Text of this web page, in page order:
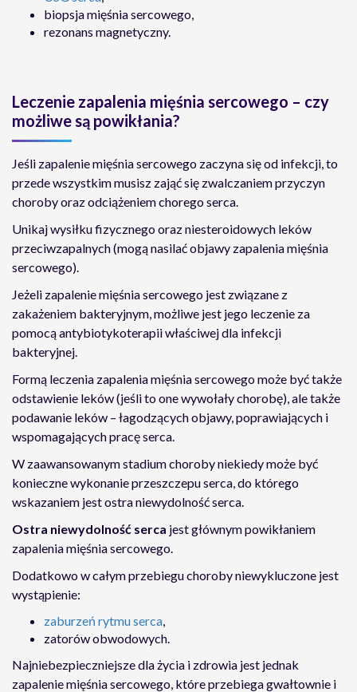
biopsja mięśnia sercowego,
rezonans magnetyczny.
Leczenie zapalenia mięśnia sercowego – czy
możliwe są powikłania?
Jeśli zapalenie mięśnia sercowego zaczyna się od infekcji, to
przede wszystkim musisz zająć się zwalczaniem przyczyn
choroby oraz odciążeniem chorego serca.
Unikaj wysiłku fizycznego oraz niesteroidowych leków
przeciwzapalnych (mogą nasilać objawy zapalenia mięśnia
sercowego).
Jeżeli zapalenie mięśnia sercowego jest związane z
zakażeniem bakteryjnym, możliwe jest jego leczenie za
pomocą antybiotykoterapii właściwej dla infekcji
bakteryjnej.
Formą leczenia zapalenia mięśnia sercowego może być także
odstawienie leków (jeśli to one wywołały chorobę), ale także
podawanie leków – łagodzących objawy, poprawiających i
wspomagających pracę serca.
W zaawansowanym stadium choroby niekiedy może być
konieczne wykonanie przeszczepu serca, do którego
wskazaniem jest ostra niewydolność serca.
Ostra niewydolność serca jest głównym powikłaniem
zapalenia mięśnia sercowego.
Dodatkowo w całym przebiegu choroby niewykluczone jest
wystąpienie:
zaburzeń rytmu serca,
zatorów obwodowych.
Najniebezpieczniejsze dla życia i zdrowia jest jednak
zapalenie mięśnia sercowego, które przebiega gwałtownie i